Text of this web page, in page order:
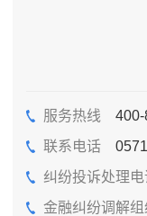
服务热线 400-
联系电话0571-
纠纷投诉处理电
金融纠纷调解